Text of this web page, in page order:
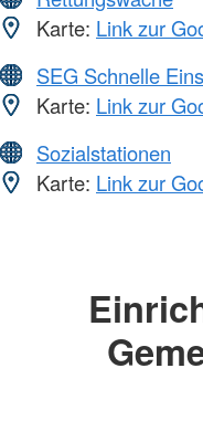
Karte: Link zur
SEG Schnelle
Karte: Link zur
Sozialstationen
Karte: Link zur